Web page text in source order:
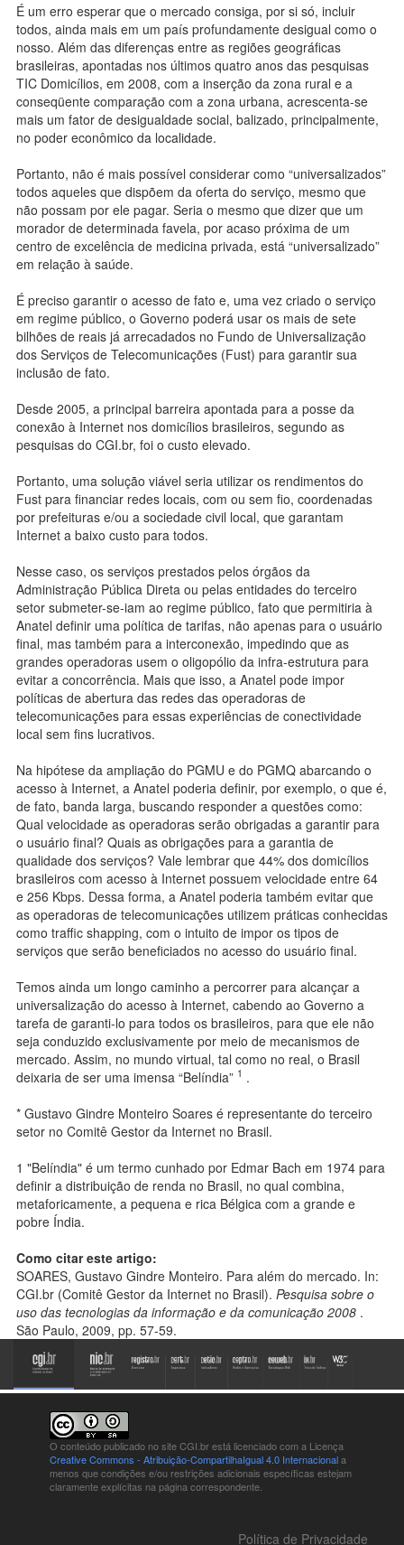
É um erro esperar que o mercado consiga, por si só, incluir
todos, ainda mais em um país profundamente desigual como o
nosso. Além das diferenças entre as regiões geográficas
brasileiras, apontadas nos últimos quatro anos das pesquisas
TIC Domicílios, em 2008, com a inserção da zona rural e a
conseqüente comparação com a zona urbana, acrescenta-se
mais um fator de desigualdade social, balizado, principalmente,
no poder econômico da localidade.
Portanto, não é mais possível considerar como “universalizados”
todos aqueles que dispõem da oferta do serviço, mesmo que
não possam por ele pagar. Seria o mesmo que dizer que um
morador de determinada favela, por acaso próxima de um
centro de excelência de medicina privada, está “universalizado”
em relação à saúde.
É preciso garantir o acesso de fato e, uma vez criado o serviço
em regime público, o Governo poderá usar os mais de sete
bilhões de reais já arrecadados no Fundo de Universalização
dos Serviços de Telecomunicações (Fust) para garantir sua
inclusão de fato.
Desde 2005, a principal barreira apontada para a posse da
conexão à Internet nos domicílios brasileiros, segundo as
pesquisas do CGI.br, foi o custo elevado.
Portanto, uma solução viável seria utilizar os rendimentos do
Fust para financiar redes locais, com ou sem fio, coordenadas
por prefeituras e/ou a sociedade civil local, que garantam
Internet a baixo custo para todos.
Nesse caso, os serviços prestados pelos órgãos da
Administração Pública Direta ou pelas entidades do terceiro
setor submeter-se-iam ao regime público, fato que permitiria à
Anatel definir uma política de tarifas, não apenas para o usuário
final, mas também para a interconexão, impedindo que as
grandes operadoras usem o oligopólio da infra-estrutura para
evitar a concorrência. Mais que isso, a Anatel pode impor
políticas de abertura das redes das operadoras de
telecomunicações para essas experiências de conectividade
local sem fins lucrativos.
Na hipótese da ampliação do PGMU e do PGMQ abarcando o
acesso à Internet, a Anatel poderia definir, por exemplo, o que é,
de fato, banda larga, buscando responder a questões como:
Qual velocidade as operadoras serão obrigadas a garantir para
o usuário final? Quais as obrigações para a garantia de
qualidade dos serviços? Vale lembrar que 44% dos domicílios
brasileiros com acesso à Internet possuem velocidade entre 64
e 256 Kbps. Dessa forma, a Anatel poderia também evitar que
as operadoras de telecomunicações utilizem práticas conhecidas
como traffic shapping, com o intuito de impor os tipos de
serviços que serão beneficiados no acesso do usuário final.
Temos ainda um longo caminho a percorrer para alcançar a
universalização do acesso à Internet, cabendo ao Governo a
tarefa de garanti-lo para todos os brasileiros, para que ele não
seja conduzido exclusivamente por meio de mecanismos de
mercado. Assim, no mundo virtual, tal como no real, o Brasil
deixaria de ser uma imensa “Belíndia” 1 .
* Gustavo Gindre Monteiro Soares é representante do terceiro
setor no Comitê Gestor da Internet no Brasil.
1 "Belíndia" é um termo cunhado por Edmar Bach em 1974 para
definir a distribuição de renda no Brasil, no qual combina,
metaforicamente, a pequena e rica Bélgica com a grande e
pobre Índia.
Como citar este artigo:
SOARES, Gustavo Gindre Monteiro. Para além do mercado. In:
CGI.br (Comitê Gestor da Internet no Brasil). Pesquisa sobre o
uso das tecnologias da informação e da comunicação 2008 .
São Paulo, 2009, pp. 57-59.
O conteúdo publicado no site CGI.br está licenciado com a Licença
Creative Commons - Atribuição-CompartilhaIgual 4.0 Internacionala
menos que condições e/ou restrições adicionais específicas estejam
claramente explícitas na página correspondente.
Política de Privacidade